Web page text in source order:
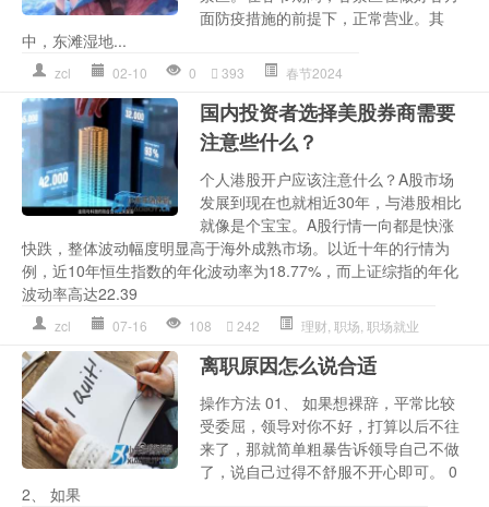
面防疫措施的前提下，正常营业。其
中，东滩湿地...
zcl 02-10 0 393 春节2024
国内投资者选择美股券商需要
注意些什么？
个人港股开户应该注意什么？A股市场
发展到现在也就相近30年，与港股相比
就像是个宝宝。A股行情一向都是快涨
快跌，整体波动幅度明显高于海外成熟市场。以近十年的行情为
例，近10年恒生指数的年化波动率为18.77%，而上证综指的年化
波动率高达22.39
zcl 07-16 108 242 理财, 职场, 职场就业
离职原因怎么说合适
操作方法 01、 如果想裸辞，平常比较
受委屈，领导对你不好，打算以后不往
来了，那就简单粗暴告诉领导自己不做
了，说自己过得不舒服不开心即可。 0
2、 如果